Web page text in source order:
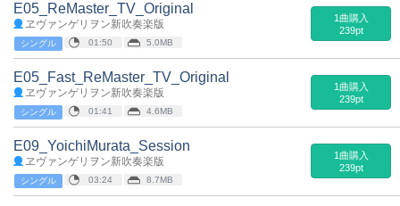
E05_ReMaster_TV_Original
ヱヴァンゲリヲン新吹奏楽版
シングル 01:50 5.0MB
1曲購入
239pt
E05_Fast_ReMaster_TV_Original
ヱヴァンゲリヲン新吹奏楽版
シングル 01:41 4.6MB
1曲購入
239pt
E09_YoichiMurata_Session
ヱヴァンゲリヲン新吹奏楽版
シングル 03:24 8.7MB
1曲購入
239pt